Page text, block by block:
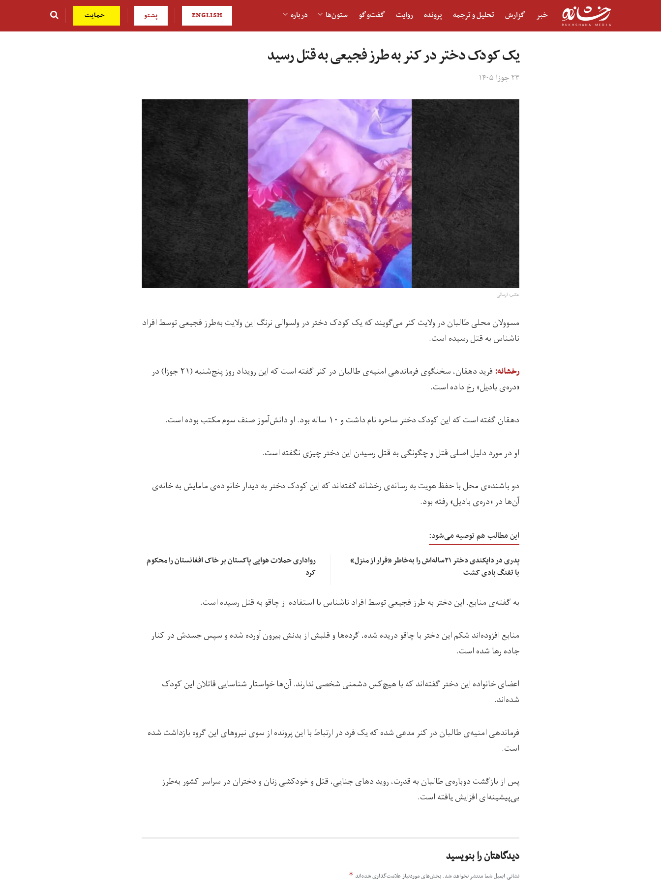
خبر گزارش تحلیل و ترجمه پرونده روایت گفت‌و‎گو ستون‌ها درباره ENGLISH پشتو حمایت
یک کودک دختر در کنر به طرز فجیعی به قتل رسید
۲۳ جوزا ۱۴۰۵
عکس: ارسالی
مسوولان محلی طالبان در ولایت کنر می‌گویند که یک کودک دختر در ولسوالی نرنگ این ولایت به‌طرز فجیعی توسط افراد
ناشناس به قتل رسیده است.
رخشانه:
فرید دهقان، سخنگوی فرماندهی امنیه‌ی طالبان در کنر گفته است که این رویداد روز پنج‌شنبه (۲۱ جوزا) در
«دره‌ی بادیل» رخ داده است.
دهقان گفته است که این کودک دختر ساحره نام داشت و ۱۰ ساله بود. او دانش‌آموز صنف سوم مکتب بوده است.
او در مورد دلیل اصلی قتل و چگونگی به قتل رسیدن این دختر چیزی نگفته است.
دو باشنده‌ی محل با حفظ هویت به رسانه‌ی رخشانه گفته‌اند که این کودک دختر به دیدار خانواده‌ی مامایش به خانه‌ی
آن‌ها در «دره‌ی بادیل» رفته بود.
این مطالب هم توصیه می‌شود:
پدری در دایکندی دختر ۲۱‌ساله‌اش را به‌خاطر «فرار از منزل»
با تفنگ بادی کشت
رواداری حملات هوایی پاکستان بر خاک افغانستان را محکوم
کرد
به گفته‌ی منابع، این دختر به طرز فجیعی توسط افراد ناشناس‌ با استفاده از چاقو به قتل رسیده است.
منابع افزوده‌اند شکم این دختر با چاقو دریده شده، گرده‌ها و قلبش از بدنش بیرون آورده شده و سپس جسدش در کنار
جاده رها شده است.
اعضای خانواده این دختر گفته‌اند که با هیچ‌کس دشمنی شخصی ندارند. آن‌ها خواستار شناسایی قاتلان این کودک
شده‌اند.
فرماندهی امنیه‌ی طالبان در کنر مدعی شده که یک فرد در ارتباط با این پرونده از سوی نیروهای این گروه بازداشت شده
است.
پس از بازگشت دوباره‌ی طالبان به قدرت، رویدادهای جنایی، قتل و خودکشی زنان و دختران در سراسر کشور به‌طرز
بی‌پیشینه‌ای افزایش یافته است.
دیدگاهتان را بنویسید
نشانی ایمیل شما منتشر نخواهد شد. بخش‌های موردنیاز علامت‌گذاری شده‌اند *